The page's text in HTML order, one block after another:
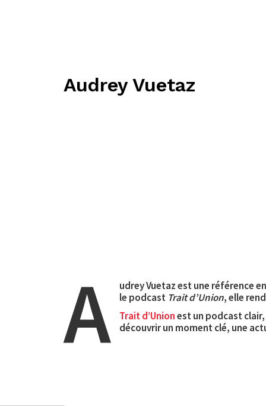
Audrey Vuetaz
A
udrey Vuetaz est une référence
le podcast Trait d’Union, elle
Trait d’Unionest un podcast
découvrir un moment clé, une